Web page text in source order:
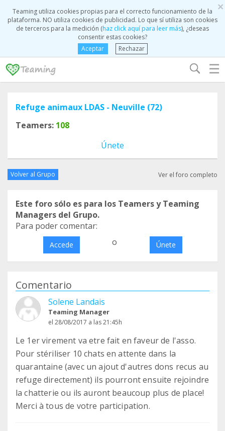
×
Teaming utiliza cookies propias para el correcto funcionamiento de la
plataforma. NO utiliza cookies de publicidad. Lo que sí utiliza son cookies
de terceros para la medición (haz click aquí para leer más), ¿deseas
consentir estas cookies?
Aceptar
Rechazar
☰
Refuge animaux LDAS - Neuville (72)
Teamers: 108
Únete
Volver al Grupo Ver el foro completo
Este foro sólo es para los Teamers y Teaming
Managers del Grupo.
Para poder comentar:
Accede o Únete
Comentario
Solene Landais
Teaming Manager
el 28/08/2017 a las 21:45h
Le 1er virement va etre fait en faveur de l'asso.
Pour stériliser 10 chats en attente dans la
quarantaine (avec un ajout d'autres dons recus au
refuge directement) ils pourront ensuite rejoindre
la chatterie ou ils auront beaucoup plus de place!
Merci à tous de votre participation.